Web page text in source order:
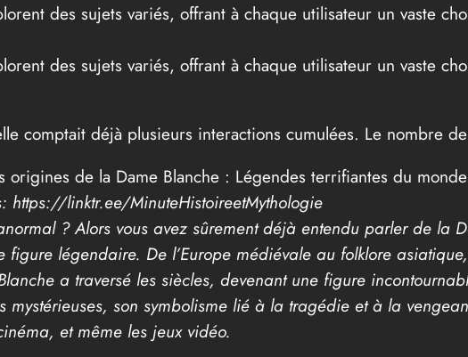
des sujets variés, offrant à chaque utilisateur un vaste
des sujets variés, offrant à chaque utilisateur un vaste
comptait déjà plusieurs interactions cumulées. Le nombre
de la Dame Blanche : Légendes terrifiantes du
https://linktr.ee/MinuteHistoireetMythologie
? Alors vous avez sûrement déjà entendu parler de la
légendaire. De l’Europe médiévale au folklore
a traversé les siècles, devenant une figure
mystérieuses, son symbolisme lié à la tragédie et à la
et même les jeux vidéo.